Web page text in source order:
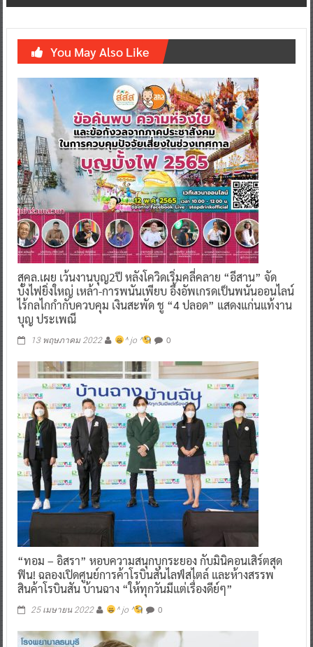
You May Also Like
สคล.เผย เว้นงานบุญ2ปี หลังโควิดเริ่มคลี่คลาย “อีสาน” จัด
บั้งไฟยิ่งใหญ่ เหล้า-การพนันเพียบ อึ้งอัพเกรดเป็นพนันออนไลน์
ไร้กลไกกำกับควบคุม เงินสะพัด ชู “4 ปลอด” แสดงแก่นแท้งาน
บุญ ประเพณี
13 พฤษภาคม 2022 ^ jo ^ 0
“ทอม – อิสรา” หอบความสนุกบุกระยอง กับมินิคอนเสิร์ตสุด
ฟิน! ฉลองเปิดศูนย์การค้าโรบินสันไลฟ์สไตล์ และห้างสรรพ
สินค้าโรบินสัน บ้านฉาง “ให้ทุกวันมีแต่เรื่องดีย์ๆ”
25 เมษายน 2022 ^ jo ^ 0